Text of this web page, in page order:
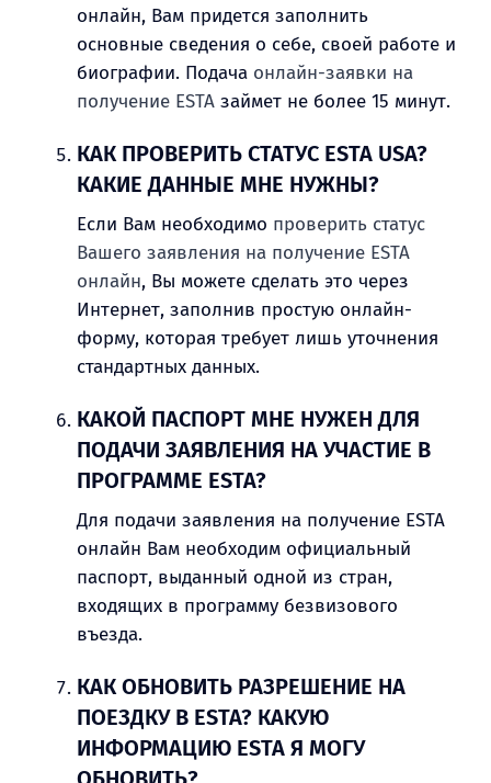
онлайн, Вам придется заполнить
основные сведения о себе, своей работе и
биографии. Подача онлайн-заявки на
получение ESTAзаймет не более 15 минут.
КАК ПРОВЕРИТЬ СТАТУС ESTA USA?
КАКИЕ ДАННЫЕ МНЕ НУЖНЫ?
Если Вам необходимо проверить статус
Вашего заявления на получение ESTA
онлайн, Вы можете сделать это через
Интернет, заполнив простую онлайн-
форму, которая требует лишь уточнения
стандартных данных.
КАКОЙ ПАСПОРТ МНЕ НУЖЕН ДЛЯ
ПОДАЧИ ЗАЯВЛЕНИЯ НА УЧАСТИЕ В
ПРОГРАММЕ ESTA?
Для подачи заявления на получение ESTA
онлайн Вам необходим официальный
паспорт, выданный одной из стран,
входящих в программу безвизового
въезда.
КАК ОБНОВИТЬ РАЗРЕШЕНИЕ НА
ПОЕЗДКУ В ESTA? КАКУЮ
ИНФОРМАЦИЮ ESTA Я МОГУ